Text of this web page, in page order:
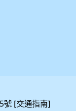
號 [交通指南]